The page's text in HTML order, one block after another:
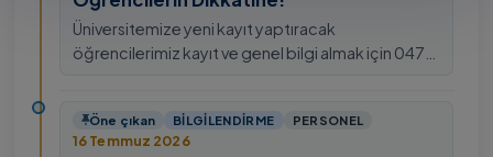
Üniversitemize yeni kayıt yaptıracak
öğrencilerimiz kayıt ve genel bilgi almak için 0478
Öne çıkan BILGILENDIRME PERSONEL
16 Temmuz 2026